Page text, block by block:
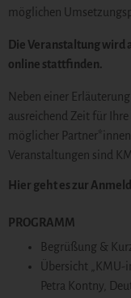
möglichen
Die Veranstaltung wird
online stattfinden.
Neben einer
ausreichend Zeit für
möglicher
Veranstaltungen sind
Hier geht es zur
PROGRAMM
Begrüßung &
Übersicht „KMU-
Petra Kontny,